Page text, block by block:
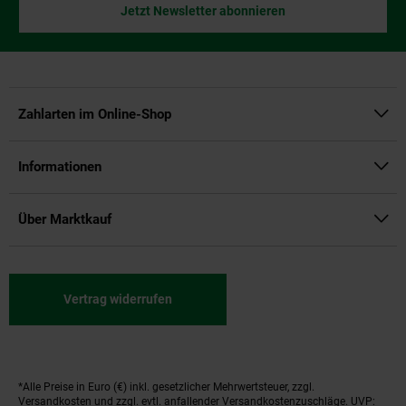
Jetzt Newsletter abonnieren
Zahlarten im Online-Shop
Informationen
Über Marktkauf
Vertrag widerrufen
Fußnoten
*Alle Preise in Euro (€) inkl. gesetzlicher Mehrwertsteuer, zzgl.
Versandkosten und zzgl. evtl. anfallender Versandkostenzuschläge. UVP: